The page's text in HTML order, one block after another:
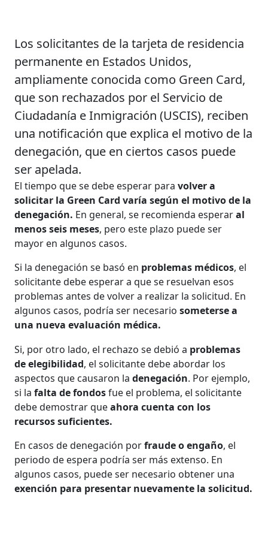
Los solicitantes de la tarjeta de residencia
permanente en Estados Unidos,
ampliamente conocida como Green Card,
que son rechazados por el Servicio de
Ciudadanía e Inmigración (USCIS), reciben
una notificación que explica el motivo de la
denegación, que en ciertos casos puede
ser apelada.
El tiempo que se debe esperar para volver a
solicitar la Green Card varía según el motivo de la
denegación. En general, se recomienda esperaral
menos seis meses, pero este plazo puede ser
mayor en algunos casos.
Si la denegación se basó en problemas médicos, el
solicitante debe esperar a que se resuelvan esos
problemas antes de volver a realizar la solicitud. En
algunos casos, podría ser necesario someterse a
una nueva evaluación médica.
Si, por otro lado, el rechazo se debió a problemas
de elegibilidad, el solicitante debe abordar los
aspectos que causaron ladenegación. Por ejemplo,
si lafalta de fondosfue el problema, el solicitante
debe demostrar queahora cuenta con los
recursos suficientes.
En casos de denegación porfraude o engaño, el
periodo de espera podría ser más extenso. En
algunos casos, puede ser necesario obtener una
exención para presentar nuevamente la solicitud.